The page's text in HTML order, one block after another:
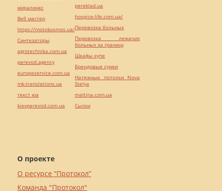
О проекте
О ресурсе “Протокол”
Команда "Протокол"
миралинкс
Веб мастер
https://motokosmos.ua/
Синтезаторы
agrotechnika.com.ua
perevod.agency
europeservice.com.ua
mk-translations.ua
текст юа
kievperevod.com.ua
pereklad.ua
hospice-life.com.ua/
Перевозка больных
Перевозка лежачих
больных за границу
Шкафы купе
Брендовые сумки
Натяжные потолки Nova
Stelya
maltina.com.ua
Cылки